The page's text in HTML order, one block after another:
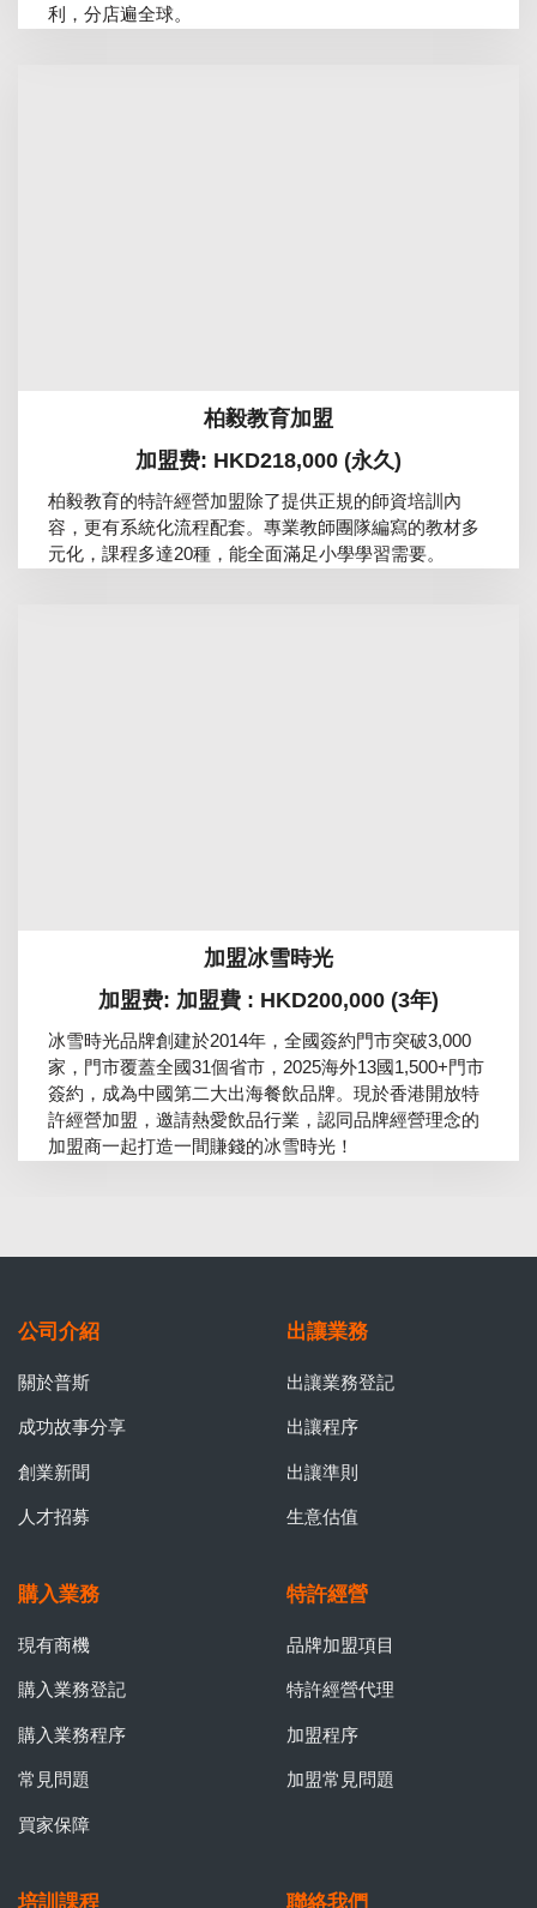
利，分店遍全球。
柏毅教育加盟
加盟费: HKD218,000 (永久)
柏毅教育的特許經營加盟除了提供正規的師資培訓內
容，更有系統化流程配套。專業教師團隊編寫的教材多
元化，課程多達20種，能全面滿足小學學習需要。
加盟冰雪時光
加盟费: 加盟費 : HKD200,000 (3年)
冰雪時光品牌創建於2014年，全國簽約門市突破3,000
家，門市覆蓋全國31個省市，2025海外13國1,500+門市
簽約，成為中國第二大出海餐飲品牌。現於香港開放特
許經營加盟，邀請熱愛飲品行業，認同品牌經營理念的
加盟商一起打造一間賺錢的冰雪時光！
公司介紹
關於普斯
成功故事分享
創業新聞
人才招募
出讓業務
出讓業務登記
出讓程序
出讓準則
生意估值
購入業務
現有商機
購入業務登記
購入業務程序
常見問題
買家保障
特許經營
品牌加盟項目
特許經營代理
加盟程序
加盟常見問題
培訓課程 聯絡我們